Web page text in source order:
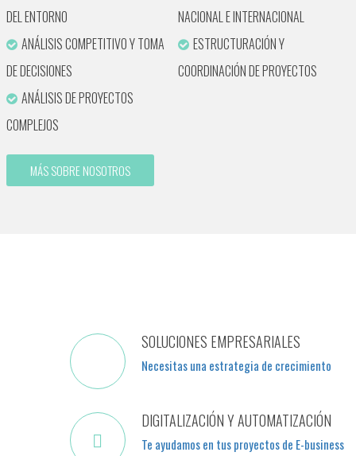
DEL ENTORNO
NACIONAL E INTERNACIONAL
ANÁLISIS COMPETITIVO Y TOMA
DE DECISIONES
ESTRUCTURACIÓN Y
COORDINACIÓN DE PROYECTOS
ANÁLISIS DE PROYECTOS
COMPLEJOS
MÁS SOBRE NOSOTROS
SOLUCIONES EMPRESARIALES
Necesitas una estrategia de crecimiento
DIGITALIZACIÓN Y AUTOMATIZACIÓN
Te ayudamos en tus proyectos de E-business